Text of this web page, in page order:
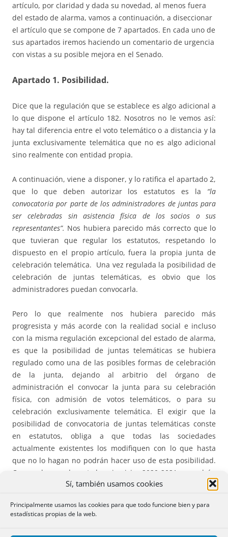
Sí, también usamos cookies
Principalmente usamos las cookies para que todo funcione bien y para
estadísticas propias de la web.
artículo, por claridad y dada su novedad, al menos fuera
del estado de alarma, vamos a continuación, a diseccionar
el artículo que se compone de 7 apartados. En cada uno de
sus apartados iremos haciendo un comentario de urgencia
con vistas a su posible mejora en el Senado.
Apartado 1. Posibilidad.
Dice que la regulación que se establece es algo adicional a
lo que dispone el artículo 182. Nosotros no le vemos así:
hay tal diferencia entre el voto telemático o a distancia y la
junta exclusivamente telemática que no es algo adicional
sino realmente con entidad propia.
A continuación, viene a disponer, y lo ratifica el apartado 2,
que lo que deben autorizar los estatutos es la “la
convocatoria por parte de los administradores de juntas para
ser celebradas sin asistencia física de los socios o sus
representantes”. Nos hubiera parecido más correcto que lo
que tuvieran que regular los estatutos, respetando lo
dispuesto en el propio artículo, fuera la propia junta de
celebración telemática. Una vez regulada la posibilidad de
celebración de juntas telemáticas, es obvio que los
administradores puedan convocarla.
Pero lo que realmente nos hubiera parecido más
progresista y más acorde con la realidad social e incluso
con la misma regulación excepcional del estado de alarma,
es que la posibilidad de juntas telemáticas se hubiera
regulado como una de las posibles formas de celebración
de la junta, dejando al arbitrio del órgano de
administración el convocar la junta para su celebración
física, con admisión de votos telemáticos, o para su
celebración exclusivamente telemática. El exigir que la
posibilidad de convocatoria de juntas telemáticas conste
en estatutos, obliga a que todas las sociedades
actualmente existentes los modifiquen con lo que hasta
que no lo hagan no podrán hacer uso de esta posibilidad.
Como sabemos durante los ejercicios 2020-2021, se podrán
convocar juntas telemáticas sin necesidad de constancia
sido un perjuicio para la seguridad jurídica de socios.
Se dará además la paradoja, de que, si la reforma es